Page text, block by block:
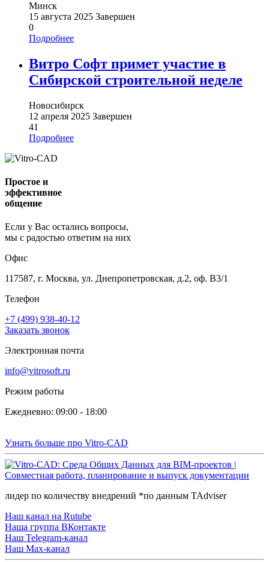
Минск
15 августа 2025 Завершен
0
Подробнее
Витро Софт примет участие в
Сибирской строительной неделе
Новосибирск
12 апреля 2025 Завершен
41
Подробнее
Простое и
эффективное
общение
Если у Вас остались вопросы,
мы с радостью ответим на них
Офис
117587, г. Москва, ул. Днепропетровская, д.2, оф. В3/1
Телефон
+7 (499) 938-40-12
Заказать звонок
Электронная почта
info@vitrosoft.ru
Режим работы
Ежедневно: 09:00 - 18:00
Узнать больше про Vitro-CAD
лидер по количеству внедрений *по данным TAdviser
Наш канал на Rutube
Наша группа ВКонтакте
Наш Telegram-канал
Наш Max-канал